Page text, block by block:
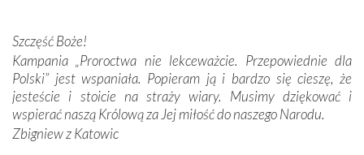
Podczas tej kilkudniowej wyprawy na każdym kroku
spotykaliśmy się z serdeczną otwartością
Portugalczyków. Podziwialiśmy ich ludową sztukę i
zwyczaje. Mimo że nasze kraje są od siebie bardzo
oddalone, w żaden sposób nie czuliśmy się obco.
Sprawiła to oczywiście sama Matka Boża, ale też
kulturowa bliskość biorąca swój początek w naszej
Szczęść Boże!
Kampania „Proroctwa nie lekceważcie. Przepowiednie dla
Polski” jest wspaniała. Popieram ją i bardzo się cieszę, że
jesteście i stoicie na straży wiary. Musimy dziękować i
wspierać naszą Królową za Jej miłość do naszego Narodu.
Zbigniew z Katowic